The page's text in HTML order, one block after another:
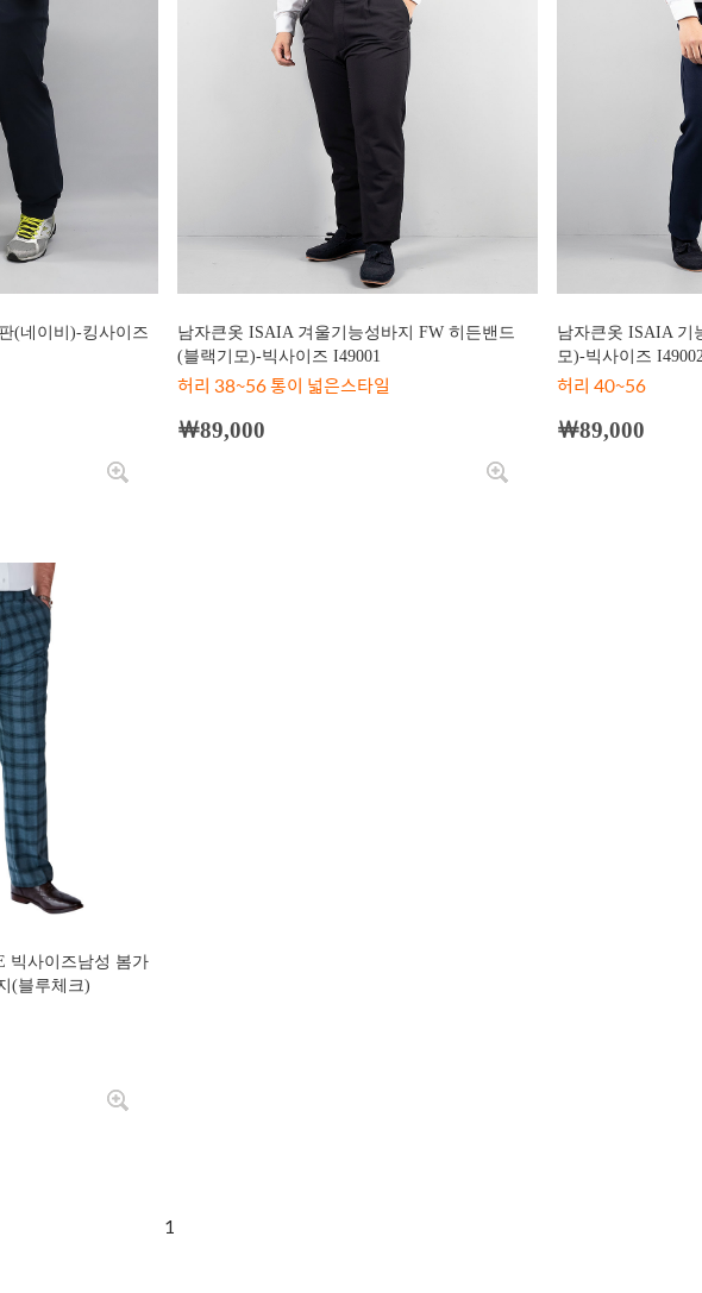
(네이비)-킹사이즈
남자큰옷 ISAIA 겨울기능성바지 FW 히든밴드
(블랙기모)-빅사이즈 I49001
허리 38~56 통이 넓은스타일
￦89,000
남자큰옷 ISAIA 기
모)-빅사이즈
허리 40~56
￦89,000
빅사이즈남성 봄가
(블루체크)
1